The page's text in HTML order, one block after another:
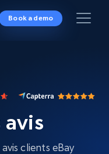
Book a demo
avis
clients eBay